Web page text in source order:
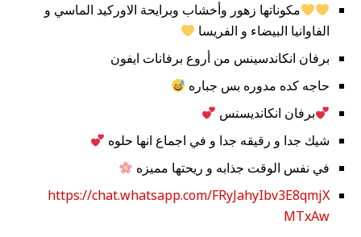
مكوناتها زهور وأخشاب وبرايحة الاوركيد الماسي و
الفاوانيا البيضاء و الفريسا
برفان انكاندسينس من أروع برفانات ايفون
حاجه كده مدوره بس جباره
برفان انكانديسنس
شيك جدا و رقيقه جدا و في اجماع انها حلوه
في نفس الوقت جذابه و ريحتها مميزه
https://chat.whatsapp.com/FRyJahyIbv3E8qmjX
MTxAw